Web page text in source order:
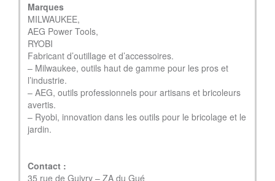
Marques
MILWAUKEE,
AEG Power Tools,
RYOBI
Fabricant d’outillage et d’accessoires.
– Milwaukee, outils haut de gamme pour les pros et
l’industrie.
– AEG, outils professionnels pour artisans et bricoleurs
avertis.
– Ryobi, innovation dans les outils pour le bricolage et le
jardin.
Contact :
35 rue de Guivry – ZA du Gué